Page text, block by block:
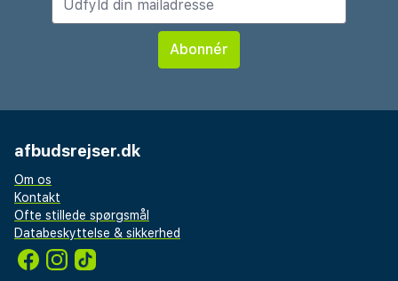
afbudsrejser.dk
Om os
Kontakt
Ofte stillede spørgsmål
Databeskyttelse & sikkerhed